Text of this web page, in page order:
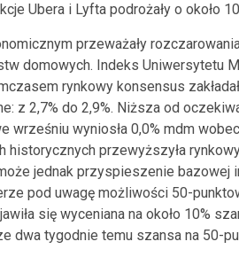
Ubera i Lyfta podrożały o około
przeważały
domowych. Indeks Uniwersytetu
rynkowy konsensus
z 2,7% do 2,9%. Niższa od
wrześniu wyniosła 0,0% mdm
historycznych przewyższyła
jednak przyspieszenie bazowej
pod uwagę możliwości 50-
się wyceniana na około 10%
dwa tygodnie temu szansa na 50-